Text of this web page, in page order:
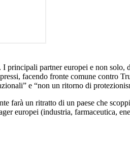
partner europei e non
facendo fronte comune contro
e “non un ritorno di
farà un ritratto di un paese che
europei (industria, farmaceutica,